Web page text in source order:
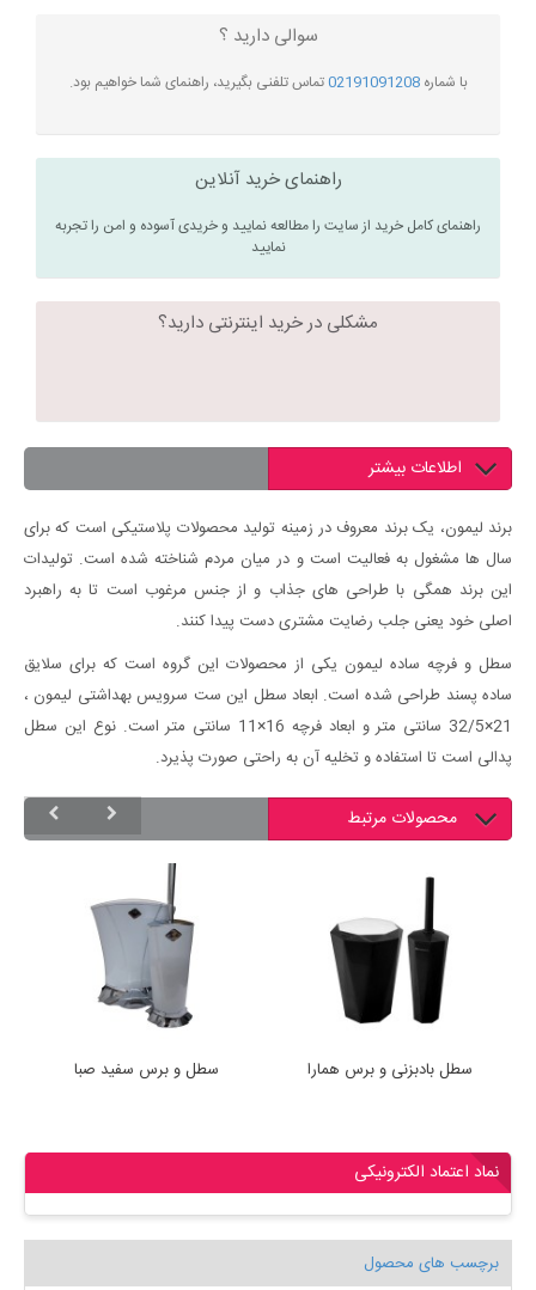
سوالی دارید ؟
با شماره02191091208تماس تلفنی بگیرید، راهنمای شما خواهیم بود.
راهنمای خرید آنلاین
راهنمای کامل خرید از سایت را مطالعه نمایید و خریدی آسوده و امن را تجربه
نمایید
مشکلی در خرید اینترنتی دارید؟
اطلاعات بیشتر
برند لیمون، یک برند معروف در زمینه تولید محصولات پلاستیکی است که برای
سال ها مشغول به فعالیت است و در میان مردم شناخته شده است. تولیدات
این برند همگی با طراحی های جذاب و از جنس مرغوب است تا به راهبرد
اصلی خود یعنی جلب رضایت مشتری دست پیدا کنند.
سطل و فرچه ساده لیمون یکی از محصولات این گروه است که برای سلایق
ساده پسند طراحی شده است. ابعاد سطل این ست سرویس بهداشتی لیمون ،
21×32/5 سانتی متر و ابعاد فرچه 16×11 سانتی متر است. نوع این سطل
پدالی است تا استفاده و تخلیه آن به راحتی صورت پذیرد.
محصولات مرتبط
سطل و برس سفید صبا سطل بادبزنی و برس همارا
نماد اعتماد الکترونیکی
برچسب های محصول